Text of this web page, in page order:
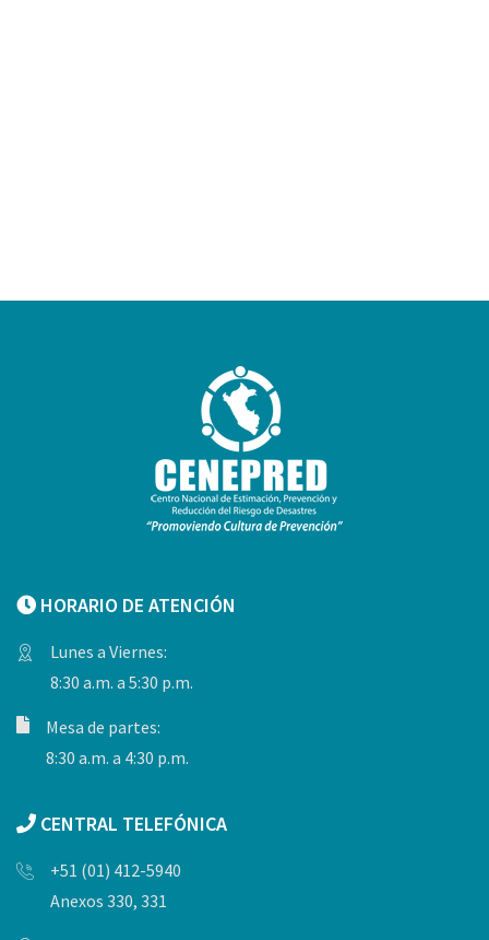
HORARIO DE ATENCIÓN
Lunes a Viernes:
8:30 a.m. a 5:30 p.m.
Mesa de partes:
8:30 a.m. a 4:30 p.m.
CENTRAL TELEFÓNICA
+51 (01) 412-5940
Anexos 330, 331